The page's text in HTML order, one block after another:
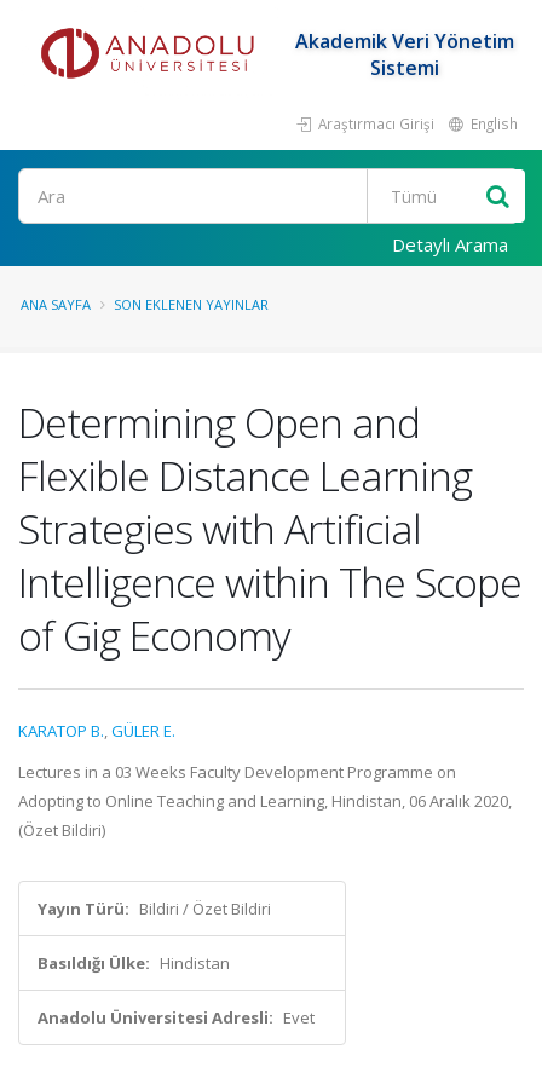
Akademik Veri Yönetim
Sistemi
Araştırmacı Girişi English
Ara
Detaylı Arama
ANA SAYFA SON EKLENEN YAYINLAR
Determining Open and
Flexible Distance Learning
Strategies with Artificial
Intelligence within The Scope
of Gig Economy
KARATOP B.,GÜLER E.
Lectures in a 03 Weeks Faculty Development Programme on
Adopting to Online Teaching and Learning, Hindistan, 06 Aralık 2020,
(Özet Bildiri)
Yayın Türü: Bildiri / Özet Bildiri
Basıldığı Ülke: Hindistan
Anadolu Üniversitesi Adresli: Evet